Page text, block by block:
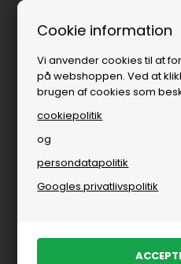
Cookie information
Vi anvender cookies til at
på webshoppen. Ved at
brugen af cookies som
cookiepolitik
og
persondatapolitik
Googles privatlivspolitik